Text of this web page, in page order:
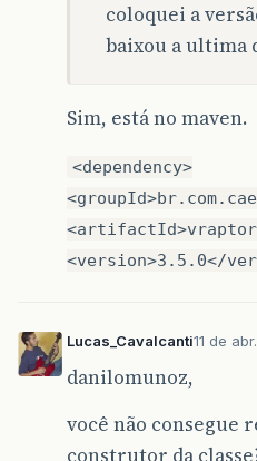
coloquei a
baixou a ultima
Sim, está no maven.
<dependency>
<version>3.5.0</
Lucas_Cavalcanti11 de
danilomunoz,
você não consegue
construtor da